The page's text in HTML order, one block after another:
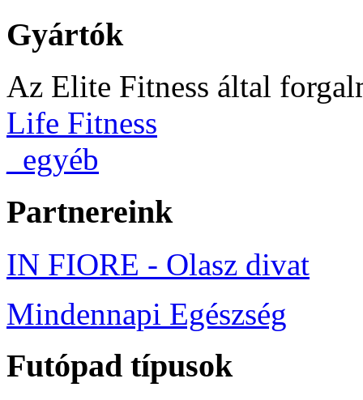
Gyártók
Az Elite Fitness által
Life Fitness
_egyéb
Partnereink
IN FIORE - Olasz divat
Mindennapi Egészség
Futópad típusok